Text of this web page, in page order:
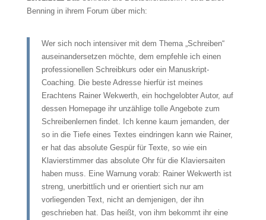
Benning in ihrem Forum über mich:
Wer sich noch intensiver mit dem Thema „Schreiben“
auseinandersetzen möchte, dem empfehle ich einen
professionellen Schreibkurs oder ein Manuskript-
Coaching. Die beste Adresse hierfür ist meines
Erachtens Rainer Wekwerth, ein hochgelobter Autor, auf
dessen Homepage ihr unzählige tolle Angebote zum
Schreibenlernen findet. Ich kenne kaum jemanden, der
so in die Tiefe eines Textes eindringen kann wie Rainer,
er hat das absolute Gespür für Texte, so wie ein
Klavierstimmer das absolute Ohr für die Klaviersaiten
haben muss. Eine Warnung vorab: Rainer Wekwerth ist
streng, unerbittlich und er orientiert sich nur am
vorliegenden Text, nicht an demjenigen, der ihn
geschrieben hat. Das heißt, von ihm bekommt ihr eine